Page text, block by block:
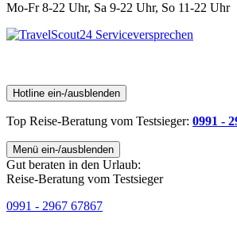
Mo-Fr 8-22 Uhr, Sa 9-22 Uhr, So 11-22 Uhr
Hotline ein-/ausblenden
Top Reise-Beratung vom Testsieger: 0991 -
Menü ein-/ausblenden
Gut beraten in den Urlaub:
Reise-Beratung vom Testsieger
0991 - 2967 67867